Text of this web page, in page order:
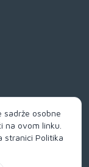
sadrže osobne
na ovom linku
stranici Politika